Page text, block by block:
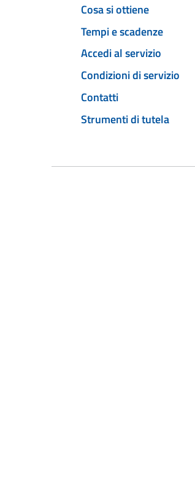
Cosa si ottiene
Tempi e scadenze
Accedi al servizio
Condizioni di servizio
Contatti
Strumenti di tutela